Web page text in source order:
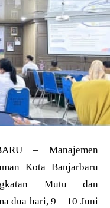
– Manajemen
Kota Banjarbaru
Mutu dan
dua hari, 9 – 10 Juni